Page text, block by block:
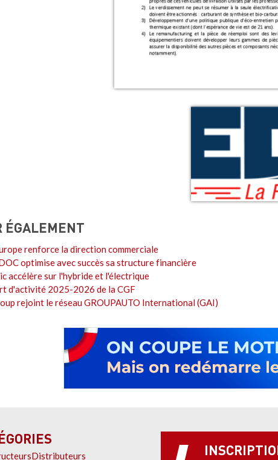
ÉGALEMENT
renforce la direction commerciale
optimise avec succès sa structure financière
accélère sur l'hybride et l'électrique
d'activité 2025-2026 de la CGF
rejoint le réseau GROUPAUTO International (GAI)
Distributeurs